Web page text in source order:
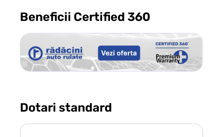
Beneficii Certified 360
Dotari standard